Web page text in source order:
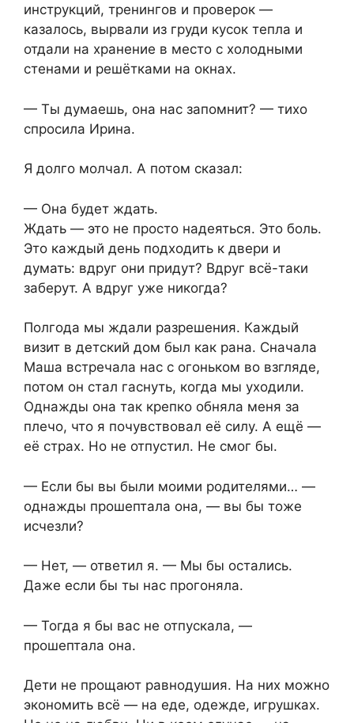
инструкций, тренингов и проверок —
казалось, вырвали из груди кусок тепла и
отдали на хранение в место с холодными
стенами и решётками на окнах.
— Ты думаешь, она нас запомнит? — тихо
спросила Ирина.
Я долго молчал. А потом сказал:
— Она будет ждать.
Ждать — это не просто надеяться. Это боль.
Это каждый день подходить к двери и
думать: вдруг они придут? Вдруг всё-таки
заберут. А вдруг уже никогда?
Полгода мы ждали разрешения. Каждый
визит в детский дом был как рана. Сначала
Маша встречала нас с огоньком во взгляде,
потом он стал гаснуть, когда мы уходили.
Однажды она так крепко обняла меня за
плечо, что я почувствовал её силу. А ещё —
её страх. Но не отпустил. Не смог бы.
— Если бы вы были моими родителями… —
однажды прошептала она, — вы бы тоже
исчезли?
— Нет, — ответил я. — Мы бы остались.
Даже если бы ты нас прогоняла.
— Тогда я бы вас не отпускала, —
прошептала она.
Дети не прощают равнодушия. На них можно
экономить всё — на еде, одежде, игрушках.